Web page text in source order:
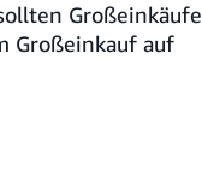
Großeinkäufe
Großeinkauf auf